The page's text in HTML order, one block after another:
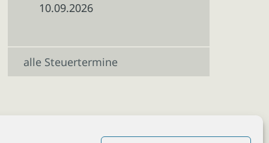
10.09.2026
alle Steuertermine